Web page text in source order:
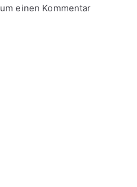
einen Kommentar